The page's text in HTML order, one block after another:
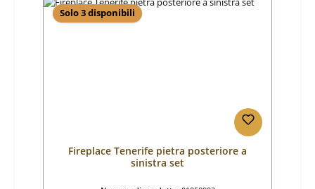
Solo 3 disponibili
Fireplace Tenerife pietra posteriore a
sinistra set